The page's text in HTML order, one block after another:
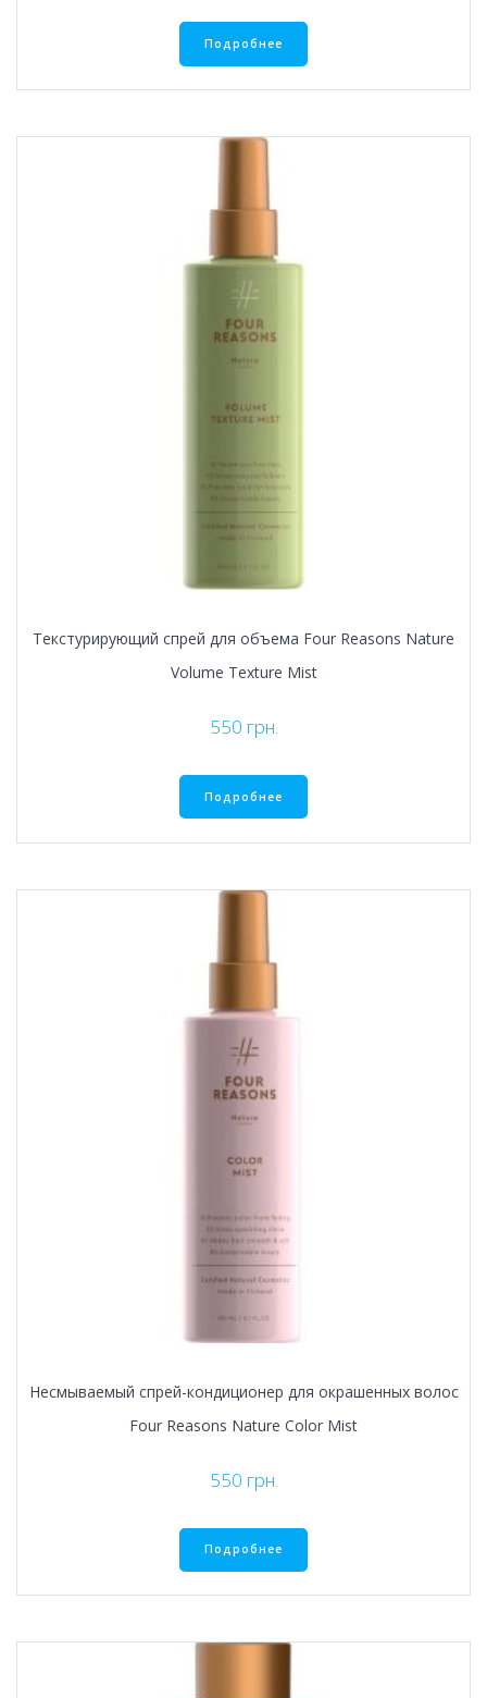
Подробнее
Текстурирующий спрей для объема Four Reasons Nature
Volume Texture Mist
550 грн.
Подробнее
Несмываемый спрей-кондиционер для окрашенных волос
Four Reasons Nature Color Mist
550 грн.
Подробнее